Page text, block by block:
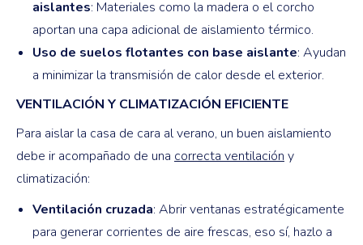
aislantes: Materiales como la madera o el corcho
aportan una capa adicional de aislamiento térmico.
Uso de suelos flotantes con base aislante: Ayudan
a minimizar la transmisión de calor desde el exterior.
VENTILACIÓN Y CLIMATIZACIÓN EFICIENTE
Para aislar la casa de cara al verano, un buen aislamiento
debe ir acompañado de una correcta ventilación y
climatización:
Ventilación cruzada: Abrir ventanas estratégicamente
para generar corrientes de aire frescas, eso sí, hazlo a